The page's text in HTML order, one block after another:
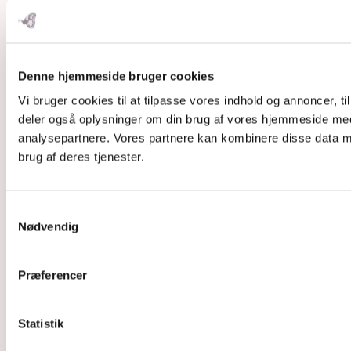
Denne hjemmeside bruger cookies
Vi bruger cookies til at tilpasse vores indhold og annoncer,
deler også oplysninger om din brug af vores hjemmeside
analysepartnere. Vores partnere kan kombinere disse data
brug af deres tjenester.
Nødvendig
Præferencer
Statistik